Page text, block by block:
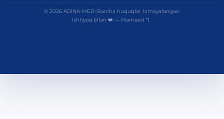
© 2026 ADINA-MED. Barcha huquqlar himoyalangan.
Ishtiyoq bilan ❤️ — Mameed